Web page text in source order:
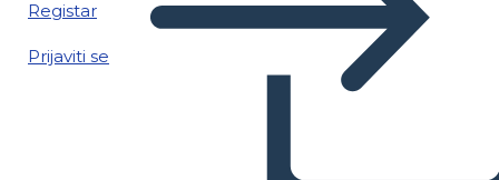
Registar
Prijaviti se